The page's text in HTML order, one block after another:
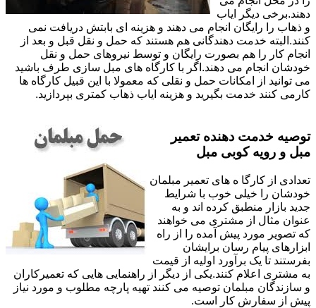
دهند.برخی دیگر ایاب
و ذهاب را رایگان انجام می دهند و هزینه ای بابتش دریافت نمی
کنند.البته خدمت دهندگانی هم هستند که حمل و نقل قبل و بعد از
انجام کار را هم بصورت رایگان و توسط نیروهای حمل و نقل
خودشان انجام می دهند.اگر با کارگاه های مبل سازی طرف باشید
می توانید از امکانات حمل و نقلی که معمولا با این قبیل کارگاه ها
کارمی کنند خدمت بگیرید و هزینه ایاب ذهاب کمتری بپردازید.
توصیه خدمت دهنده تعمیر
مبل و رویه کوبی مبل
تعدادی از کارگا ه های تعمیر مبلمان
خودشان را خیلی خوب با شرایط
جدید بازار منطبق کرده اند و به
عنوان مثال از مشتری می خواهند
که تصویر مورد پیش آمده را از راه
ابزارهای پیام رسان برایشان
بفرستند تا یک برآورد اولیه از قیمت
به مشتری اعلام کنند.یکی از دیگر از راهنمایی هایی که تعمیرکاران
و سازندگان مبلمان توصیه می کنند تهیه پارچه مطلوب و مورد نیاز
پیش از سفارش کار است.